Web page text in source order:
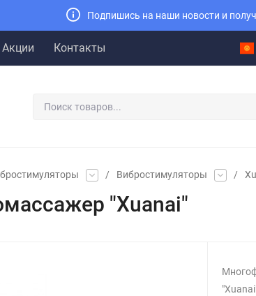
Подпишись на наши новости и
Акции Контакты
/ Вибростимуляторы /
"Xuanai"